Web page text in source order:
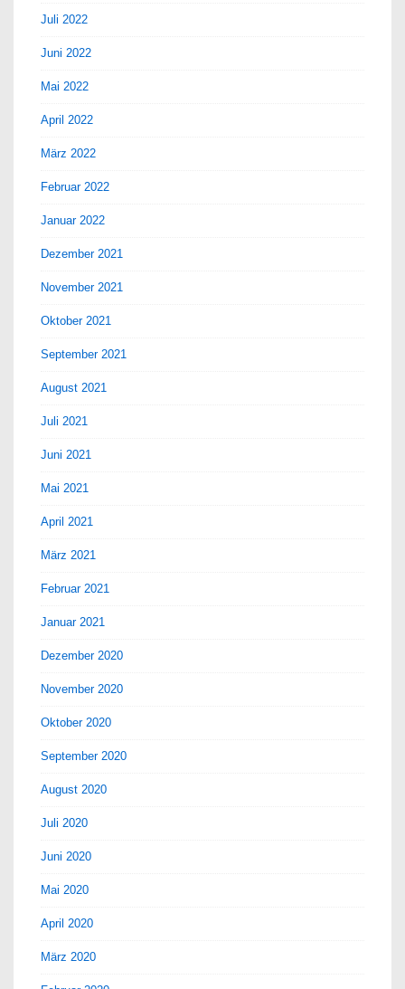
Juli 2022
Juni 2022
Mai 2022
April 2022
März 2022
Februar 2022
Januar 2022
Dezember 2021
November 2021
Oktober 2021
September 2021
August 2021
Juli 2021
Juni 2021
Mai 2021
April 2021
März 2021
Februar 2021
Januar 2021
Dezember 2020
November 2020
Oktober 2020
September 2020
August 2020
Juli 2020
Juni 2020
Mai 2020
April 2020
März 2020